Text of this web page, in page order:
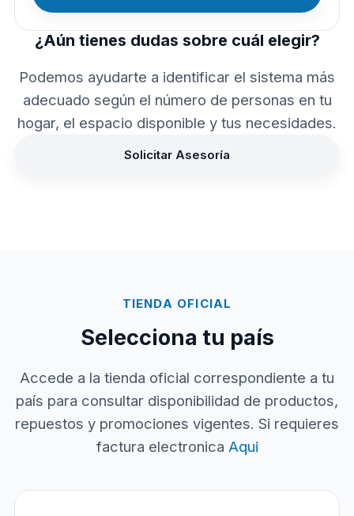
¿Aún tienes dudas sobre cuál elegir?
Podemos ayudarte a identificar el sistema más
adecuado según el número de personas en tu
hogar, el espacio disponible y tus necesidades.
Solicitar Asesoría
TIENDA OFICIAL
Selecciona tu país
Accede a la tienda oficial correspondiente a tu
país para consultar disponibilidad de productos,
repuestos y promociones vigentes. Si requieres
factura electronica Aqui